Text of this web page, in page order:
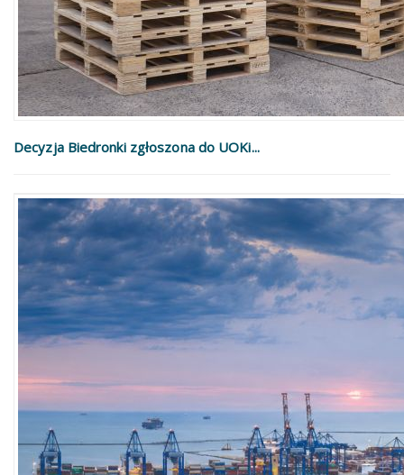
Decyzja Biedronki zgłoszona do UOKi...